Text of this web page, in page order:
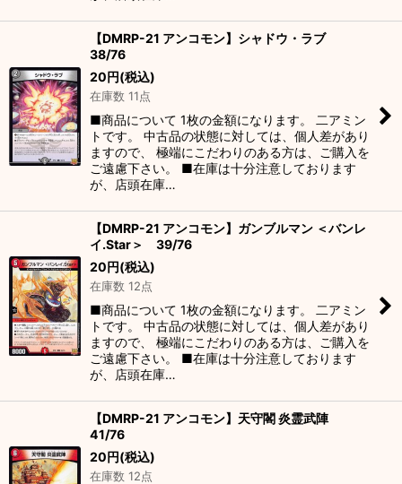
【DMRP-21 アンコモン】シャドウ・ラブ
38/76
20円(税込)
在庫数 11点
■商品について 1枚の金額になります。 二アミン
トです。 中古品の状態に対しては、個人差があり
ますので、 極端にこだわりのある方は、ご購入を
ご遠慮下さい。 ■在庫は十分注意しております
が、店頭在庫…
【DMRP-21 アンコモン】ガンブルマン ＜バンレ
イ.Star＞ 39/76
20円(税込)
在庫数 12点
■商品について 1枚の金額になります。 二アミン
トです。 中古品の状態に対しては、個人差があり
ますので、 極端にこだわりのある方は、ご購入を
ご遠慮下さい。 ■在庫は十分注意しております
が、店頭在庫…
【DMRP-21 アンコモン】天守閣 炎霊武陣
41/76
20円(税込)
在庫数 12点